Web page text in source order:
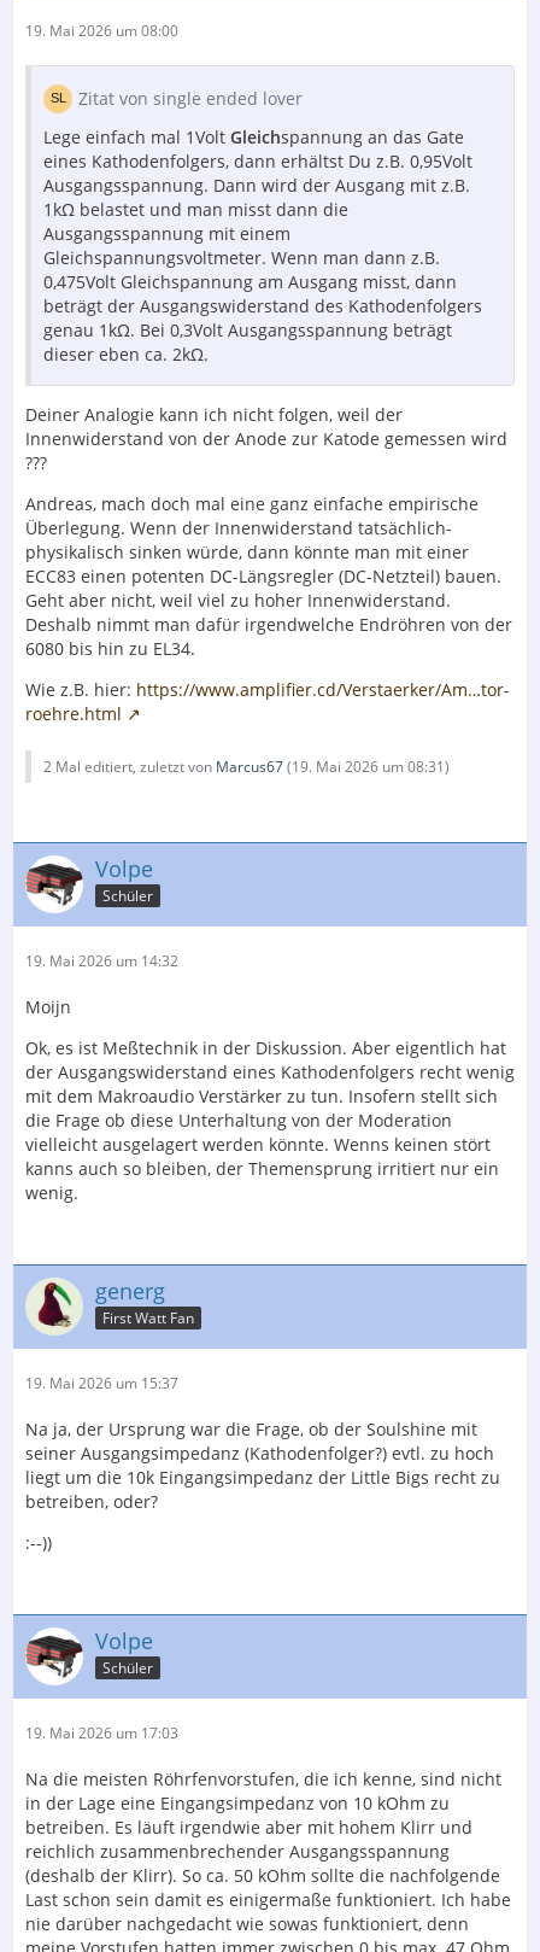
19. Mai 2026 um 08:00
Zitat von single ended lover
Lege einfach mal 1Volt Gleichspannung an das Gate
eines Kathodenfolgers, dann erhältst Du z.B. 0,95Volt
Ausgangsspannung. Dann wird der Ausgang mit z.B.
1kΩ belastet und man misst dann die
Ausgangsspannung mit einem
Gleichspannungsvoltmeter. Wenn man dann z.B.
0,475Volt Gleichspannung am Ausgang misst, dann
beträgt der Ausgangswiderstand des Kathodenfolgers
genau 1kΩ. Bei 0,3Volt Ausgangsspannung beträgt
dieser eben ca. 2kΩ.
Deiner Analogie kann ich nicht folgen, weil der
Innenwiderstand von der Anode zur Katode gemessen wird
???
Andreas, mach doch mal eine ganz einfache empirische
Überlegung. Wenn der Innenwiderstand tatsächlich-
physikalisch sinken würde, dann könnte man mit einer
ECC83 einen potenten DC-Längsregler (DC-Netzteil) bauen.
Geht aber nicht, weil viel zu hoher Innenwiderstand.
Deshalb nimmt man dafür irgendwelche Endröhren von der
6080 bis hin zu EL34.
Wie z.B. hier: https://www.amplifier.cd/Verstaerker/Am…tor-
roehre.html
2 Mal editiert, zuletzt von Marcus67(19. Mai 2026 um 08:31)
Volpe
Schüler
19. Mai 2026 um 14:32
Moijn
Ok, es ist Meßtechnik in der Diskussion. Aber eigentlich hat
der Ausgangswiderstand eines Kathodenfolgers recht wenig
mit dem Makroaudio Verstärker zu tun. Insofern stellt sich
die Frage ob diese Unterhaltung von der Moderation
vielleicht ausgelagert werden könnte. Wenns keinen stört
kanns auch so bleiben, der Themensprung irritiert nur ein
wenig.
generg
First Watt Fan
19. Mai 2026 um 15:37
Na ja, der Ursprung war die Frage, ob der Soulshine mit
seiner Ausgangsimpedanz (Kathodenfolger?) evtl. zu hoch
liegt um die 10k Eingangsimpedanz der Little Bigs recht zu
betreiben, oder?
:--))
Volpe
Schüler
19. Mai 2026 um 17:03
Na die meisten Röhrfenvorstufen, die ich kenne, sind nicht
in der Lage eine Eingangsimpedanz von 10 kOhm zu
betreiben. Es läuft irgendwie aber mit hohem Klirr und
reichlich zusammenbrechender Ausgangsspannung
(deshalb der Klirr). So ca. 50 kOhm sollte die nachfolgende
Last schon sein damit es einigermaße funktioniert. Ich habe
nie darüber nachgedacht wie sowas funktioniert, denn
meine Vorstufen hatten immer zwischen 0 bis max. 47 Ohm